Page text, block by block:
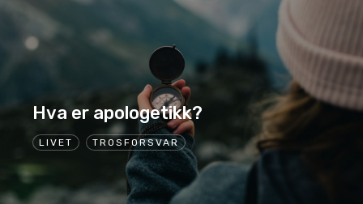
LIVET TROSFORSVAR
Hva er apologetikk?